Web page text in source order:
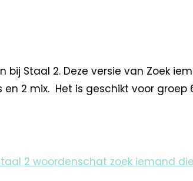
Staal 2. Deze versie van Zoek
en 2 mix. Het is geschikt voor groep
2 woordenschat zoek iemand